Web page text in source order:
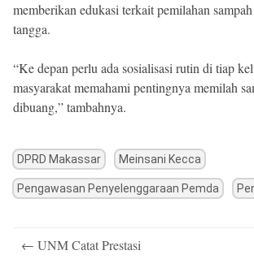
memberikan edukasi terkait pemilahan
tangga.
“Ke depan perlu ada sosialisasi rutin di tiap
masyarakat memahami pentingnya memilah
dibuang,” tambahnya.
DPRD Makassar Meinsani Kecca
Pengawasan Penyelenggaraan Pemda
navigation
← UNM Catat Prestasi